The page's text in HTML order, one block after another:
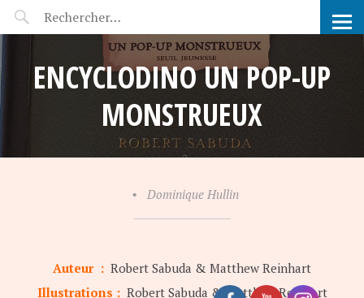
POP-UP FÉERIE
ENCYCLODINO UN POP-UP
MONSTRUEUX
• Dominique Hullin
Auteur : Robert Sabuda & Matthew Reinhart
Illustrations : Robert Sabuda & Matthew Reinhart